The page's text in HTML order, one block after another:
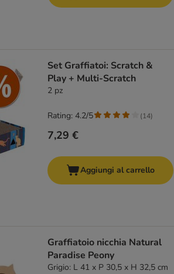
Set Graffiatoi: Scratch &
Play + Multi-Scratch
2 pz
7,29 €
Rating: 4.2/5 (14)
Aggiungi al carrello
Graffiatoio nicchia Natural
Paradise Peony
Grigio: L 41 x P 30,5 x H 32,5 cm